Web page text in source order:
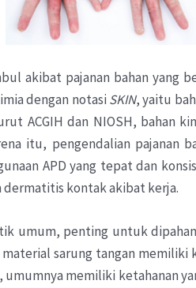
akibat pajanan bahan yang
dengan notasi SKIN, yaitu
ACGIH dan NIOSH, bahan
itu, pengendalian pajanan
APD yang tepat dan
kontak akibat kerja.
umum, penting untuk
sarung tangan
memiliki ketahanan